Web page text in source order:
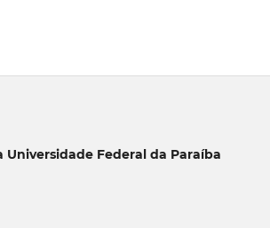
Universidade Federal da Paraíba